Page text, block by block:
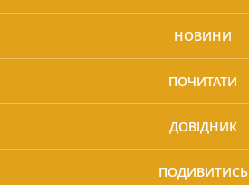
НОВИНИ
ПОЧИТАТИ
ДОВІДНИК
ПОДИВИТИСЬ